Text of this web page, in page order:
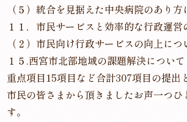
（５）統合を見据えた中央病院のあり方
１１．市民サービスと効率的な行政運
（２）市民向け行政サービスの向上につ
１５.西宮市北部地域の課題解決につい
重点項目15項目など合計307項目の提出
市民の皆さまから頂きましたお声一つひ
す。